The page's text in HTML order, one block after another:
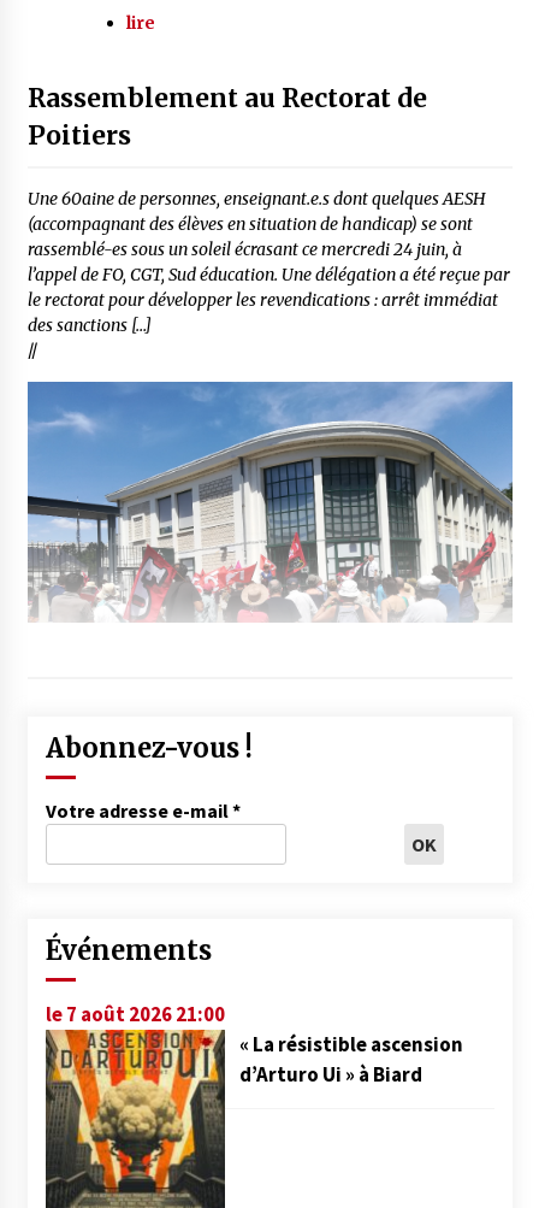
lire
Rassemblement au Rectorat de
Poitiers
Une 60aine de personnes, enseignant.e.s dont quelques AESH
(accompagnant des élèves en situation de handicap) se sont
rassemblé-es sous un soleil écrasant ce mercredi 24 juin, à
l’appel de FO, CGT, Sud éducation. Une délégation a été reçue par
le rectorat pour développer les revendications : arrêt immédiat
des sanctions […]
//
Abonnez-vous !
Votre adresse e-mail*
Événements
le 7 août 2026 21:00
« La résistible ascension
d’Arturo Ui » à Biard